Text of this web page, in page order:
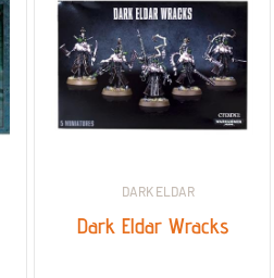
DARK ELDAR
Dark Eldar Wracks